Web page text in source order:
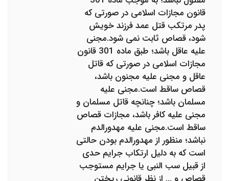
قانون مجازات اسلامی در صورتی که
پدر مرتکب قتل عمد فرزند خویش
شود، قصاص ثابت نمی شود.مجنی
علیه عاقل باشد؛ طبق ماده 301 قانون
مجازات اسلامی در صورتی که قاتل
عاقل و مجنی علیه مجنون باشد،
قصاص ساقط است.مجنی علیه
مسلمان باشد؛ چنانچه قاتل مسلمان و
مجنی علیه کافر باشد، مجازات قصاص
ساقط است.مجنی علیه مهدورالدم
نباشد؛ منظور از مهدورالدم بودن حالتی
است که به دلیل ارتکاب جرایم حدی
از قبیل سب النبی یا جرایم مستوجب